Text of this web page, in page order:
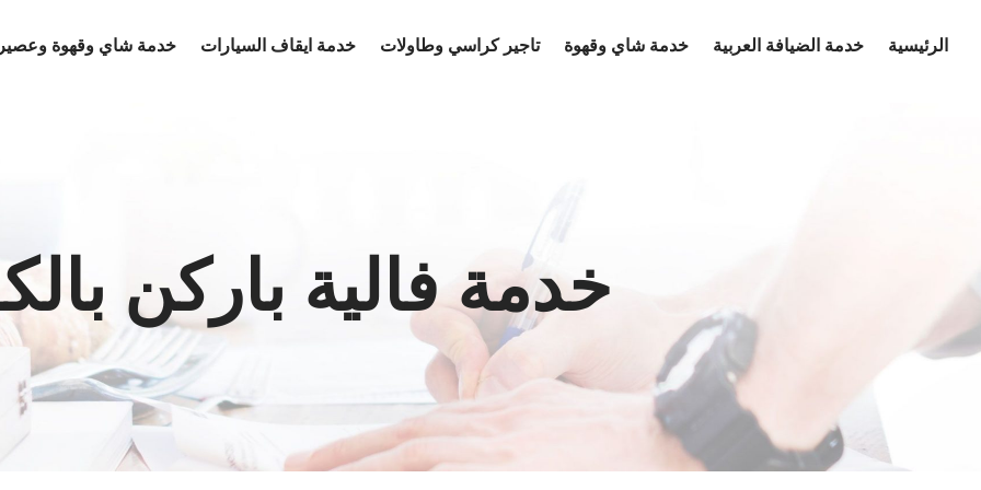
الرئيسية خدمة الضيافة العربية خدمة شاي وقهوة تاجير كراسي وطاولات خدمة ايقاف السيارات خدمة شاي وقهوة
خدمة فالية باركن